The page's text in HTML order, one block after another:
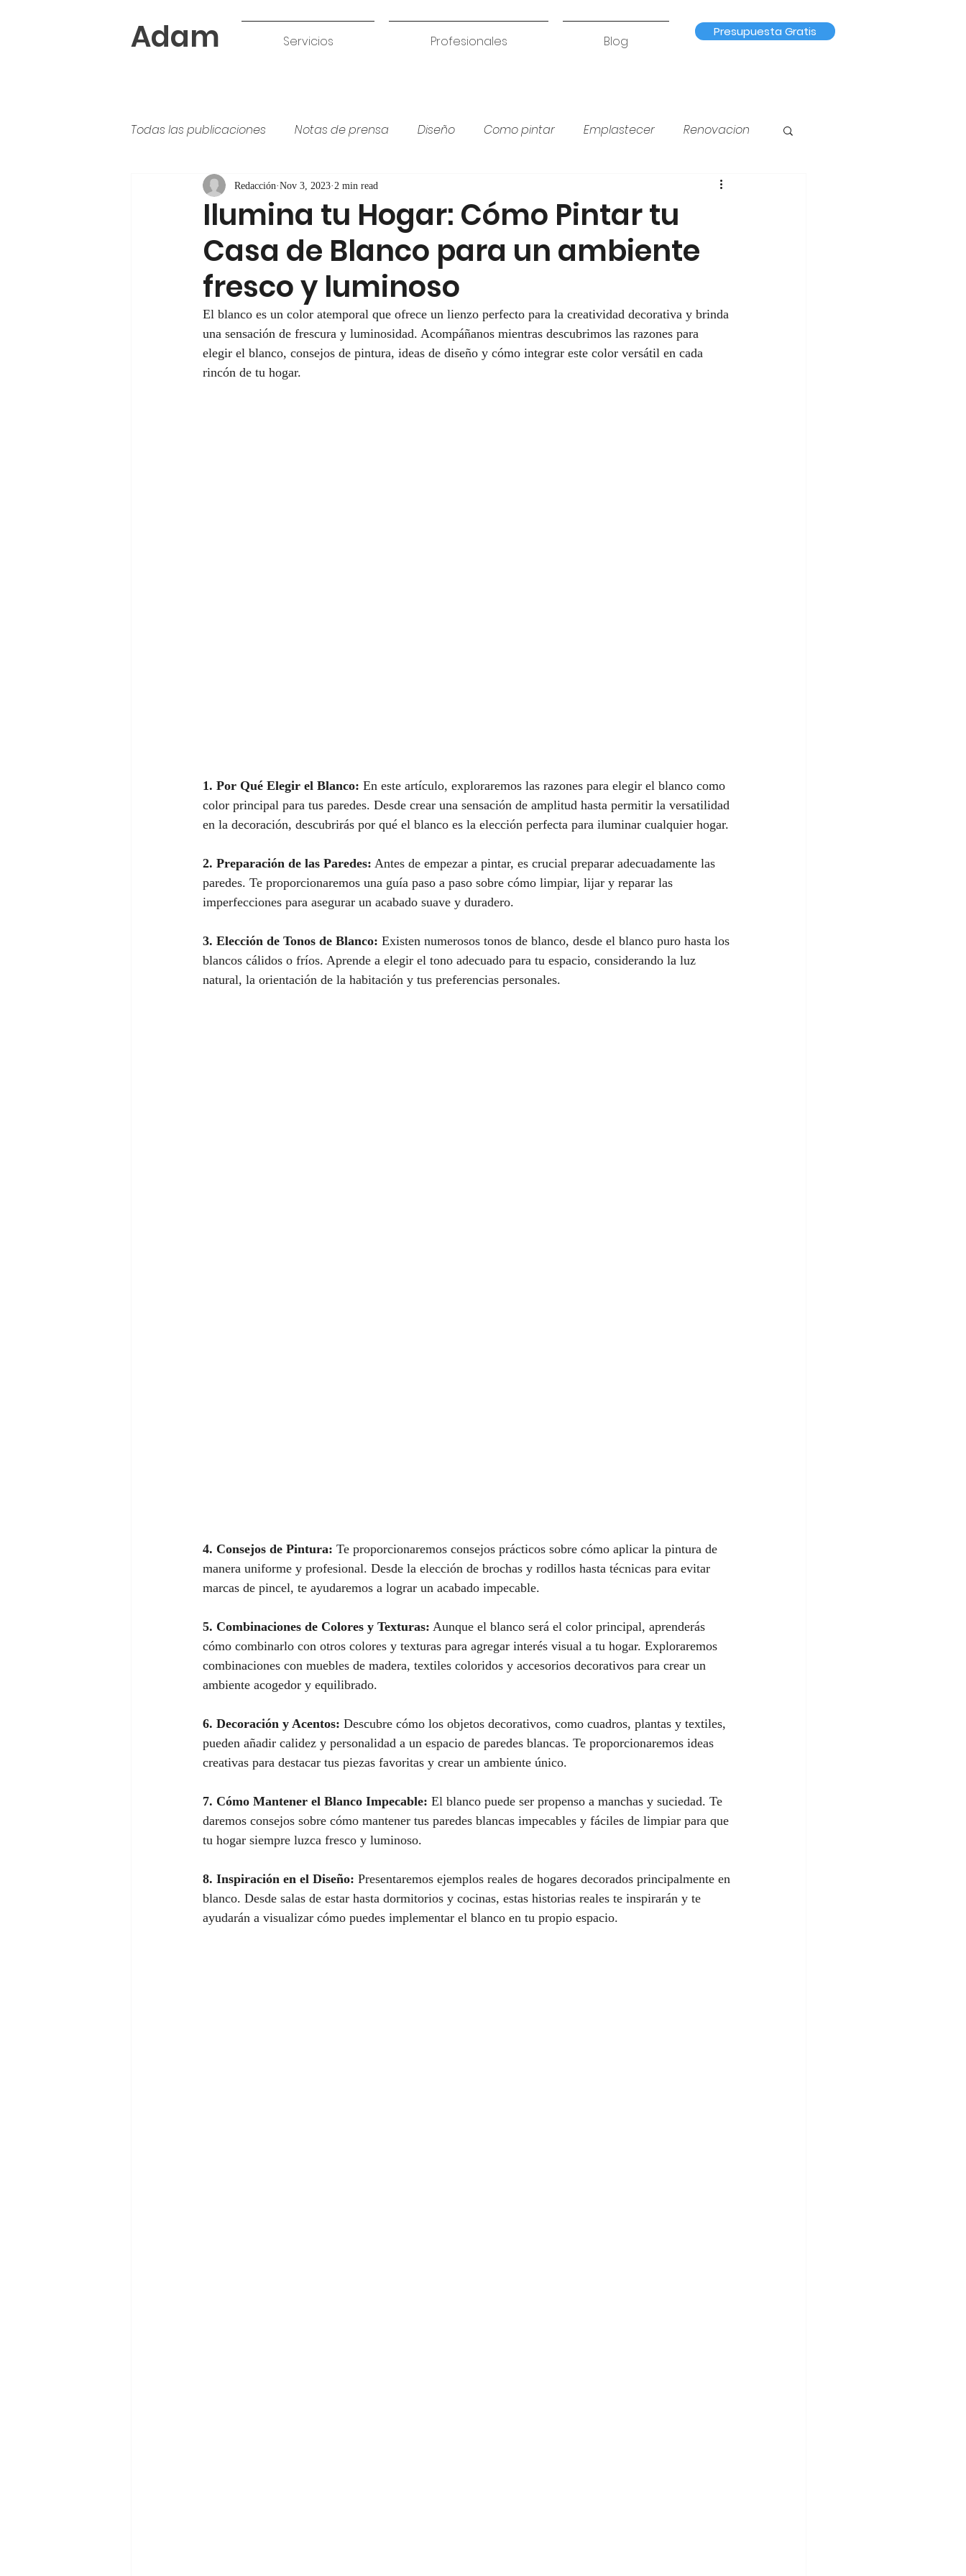
Adam Servicios Profesionales Blog
Presupuesta Gratis
Todas las publicaciones Notas de prensa Diseño Como pintar Emplastecer Renovacion
Tipos de pintura colores Colores para habitación Iluminación
Ilumina tu Hogar: Cómo Pintar tu
Casa de Blanco para un ambiente
fresco y luminoso
Redacción Nov 3, 2023 2 min read
El blanco es un color atemporal que ofrece un lienzo perfecto para la creatividad decorativa y brinda
una sensación de frescura y luminosidad. Acompáñanos mientras descubrimos las razones para
elegir el blanco, consejos de pintura, ideas de diseño y cómo integrar este color versátil en cada
rincón de tu hogar.
1. Por Qué Elegir el Blanco: En este artículo, exploraremos las razones para elegir el blanco como
color principal para tus paredes. Desde crear una sensación de amplitud hasta permitir la versatilidad
en la decoración, descubrirás por qué el blanco es la elección perfecta para iluminar cualquier hogar.
2. Preparación de las Paredes: Antes de empezar a pintar, es crucial preparar adecuadamente las
paredes. Te proporcionaremos una guía paso a paso sobre cómo limpiar, lijar y reparar las
imperfecciones para asegurar un acabado suave y duradero.
3. Elección de Tonos de Blanco: Existen numerosos tonos de blanco, desde el blanco puro hasta los
blancos cálidos o fríos. Aprende a elegir el tono adecuado para tu espacio, considerando la luz
natural, la orientación de la habitación y tus preferencias personales.
4. Consejos de Pintura: Te proporcionaremos consejos prácticos sobre cómo aplicar la pintura de
manera uniforme y profesional. Desde la elección de brochas y rodillos hasta técnicas para evitar
marcas de pincel, te ayudaremos a lograr un acabado impecable.
5. Combinaciones de Colores y Texturas: Aunque el blanco será el color principal, aprenderás
cómo combinarlo con otros colores y texturas para agregar interés visual a tu hogar. Exploraremos
combinaciones con muebles de madera, textiles coloridos y accesorios decorativos para crear un
ambiente acogedor y equilibrado.
6. Decoración y Acentos: Descubre cómo los objetos decorativos, como cuadros, plantas y textiles,
pueden añadir calidez y personalidad a un espacio de paredes blancas. Te proporcionaremos ideas
creativas para destacar tus piezas favoritas y crear un ambiente único.
7. Cómo Mantener el Blanco Impecable: El blanco puede ser propenso a manchas y suciedad. Te
daremos consejos sobre cómo mantener tus paredes blancas impecables y fáciles de limpiar para que
tu hogar siempre luzca fresco y luminoso.
8. Inspiración en el Diseño: Presentaremos ejemplos reales de hogares decorados principalmente en
blanco. Desde salas de estar hasta dormitorios y cocinas, estas historias reales te inspirarán y te
ayudarán a visualizar cómo puedes implementar el blanco en tu propio espacio.